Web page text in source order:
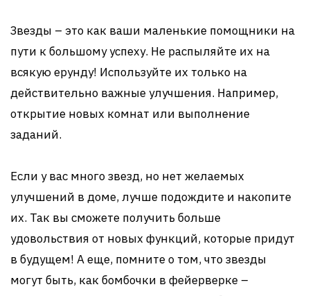
Звезды – это как ваши маленькие помощники на
пути к большому успеху. Не распыляйте их на
всякую ерунду! Используйте их только на
действительно важные улучшения. Например,
открытие новых комнат или выполнение
заданий.
Если у вас много звезд, но нет желаемых
улучшений в доме, лучше подождите и накопите
их. Так вы сможете получить больше
удовольствия от новых функций, которые придут
в будущем! А еще, помните о том, что звезды
могут быть, как бомбочки в фейерверке –